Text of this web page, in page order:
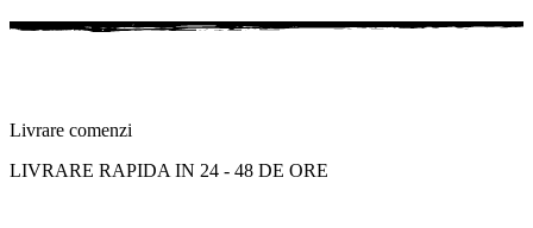
Livrare comenzi
LIVRARE RAPIDA IN 24 - 48 DE ORE